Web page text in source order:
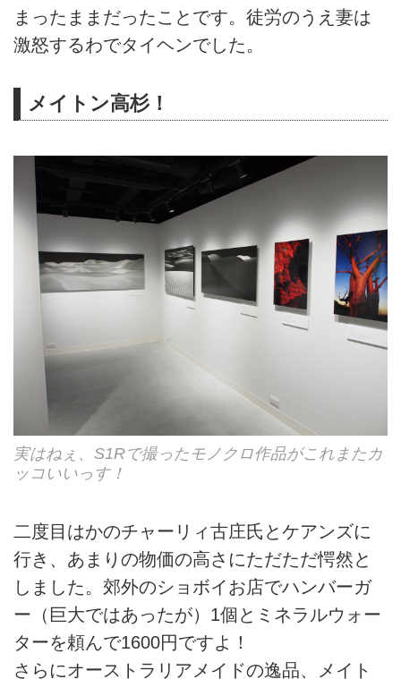
まったままだったことです。徒労のうえ妻は
激怒するわでタイヘンでした。
メイトン高杉！
実はねぇ、S1Rで撮ったモノクロ作品がこれまたカ
ッコいいっす！
二度目はかのチャーリィ古庄氏とケアンズに
行き、あまりの物価の高さにただただ愕然と
しました。郊外のショボイお店でハンバーガ
ー（巨大ではあったが）1個とミネラルウォー
ターを頼んで1600円ですよ！
さらにオーストラリアメイドの逸品、メイト